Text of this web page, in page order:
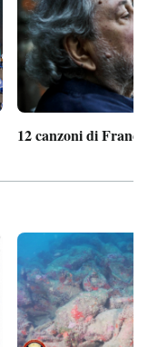
12 canzoni di